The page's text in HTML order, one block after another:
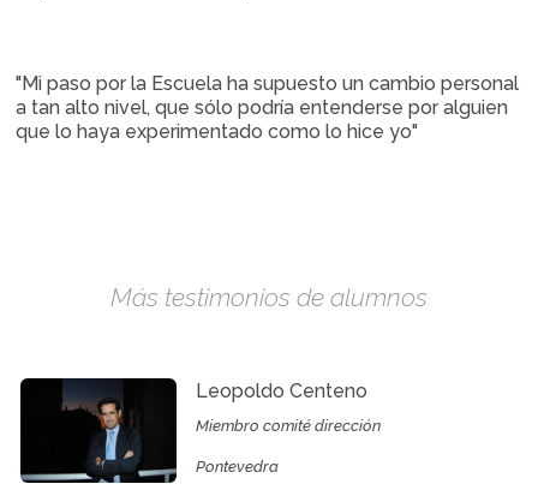
"Mi paso por la Escuela ha supuesto un cambio personal
a tan alto nivel, que sólo podría entenderse por alguien
que lo haya experimentado como lo hice yo"
Más testimonios de alumnos
Leopoldo Centeno
Miembro comité dirección
Pontevedra